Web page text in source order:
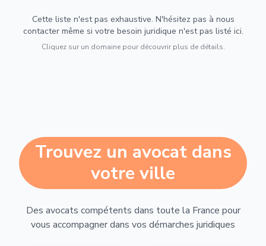
Cette liste n'est pas exhaustive. N'hésitez pas à nous
contacter même si votre besoin juridique n'est pas listé ici.
Cliquez sur un domaine pour découvrir plus de détails.
Trouvez un avocat dans
votre ville
Des avocats compétents dans toute la France pour
vous accompagner dans vos démarches juridiques